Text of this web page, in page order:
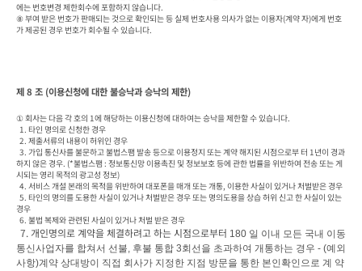
에는 번호변경 제한회수에 포함하지 않습니다.
⑧ 부여 받은 번호가 판매되는 것으로 확인되는 등 실제 번호사용 의사가 없는 이용자(계약 자)에게 번호
가 제공된 경우 번호가 회수될 수 있습니다.
제 8 조 (이용신청에 대한 불승낙과 승낙의 제한)
① 회사는 다음 각 호의 1에 해당하는 이용신청에 대하여는 승낙을 제한할 수 있습니다.
하지 않은 경우. (*불법스팸 : 정보통신망 이용촉진 및 정보보호 등에 관한 법률을 위반하여 전송 또는 게
시되는 영리 목적의 광고성 정보)
경우
7. 개인명의로 계약을 체결하려고 하는 시점으로부터 180 일 이내 모든 국내 이동
통신사업자를 합쳐서 선불, 후불 통합 3회선을 초과하여 개통하는 경우 - (예외
사항)계약 상대방이 직접 회사가 지정한 지점 방문을 통한 본인확인으로 계 약